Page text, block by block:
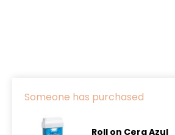
Someone has purchased
Roll on Cera Azul